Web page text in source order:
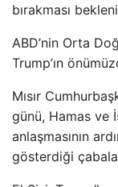
bırakması
ABD’nin Orta
Trump’ın
Mısır
günü, Hamas ve
anlaşmasının
gösterdiği